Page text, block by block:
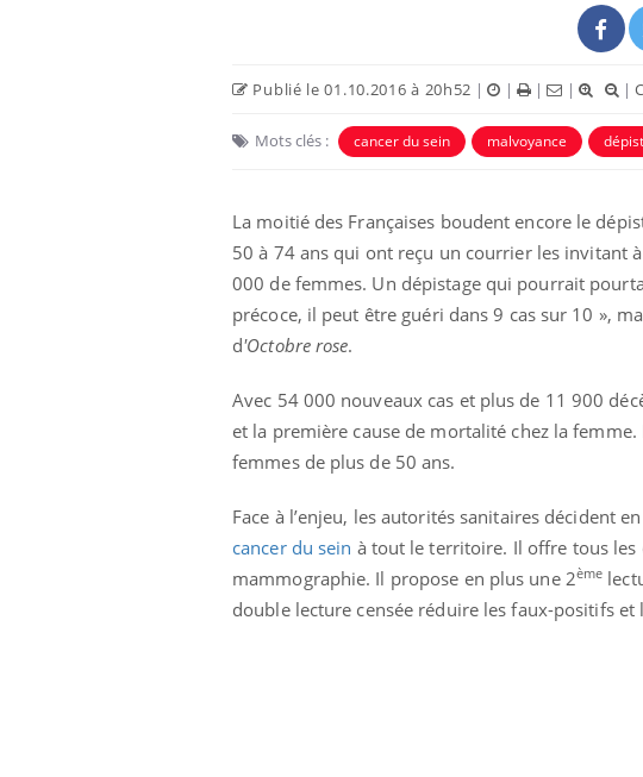
Publié le 01.10.2016 à 20h52 | | | | |
Mots clés : cancer du sein malvoyance
La moitié des Françaises boudent encore le
50 à 74 ans qui ont reçu un courrier les invitant
000 de femmes. Un dépistage qui pourrait
précoce, il peut être guéri dans 9 cas sur 10 »,
d'Octobre rose.
Avec 54 000 nouveaux cas et plus de 11 900
et la première cause de mortalité chez la
femmes de plus de 50 ans.
Face à l’enjeu, les autorités sanitaires décident
cancer du sein à tout le territoire. Il offre tous les
mammographie. Il propose en plus une 2ème
double lecture censée réduire les faux-positifs
Fatigue en vacances :
normal ou signe d’une
maladie ?
Et si les caries pouvaient